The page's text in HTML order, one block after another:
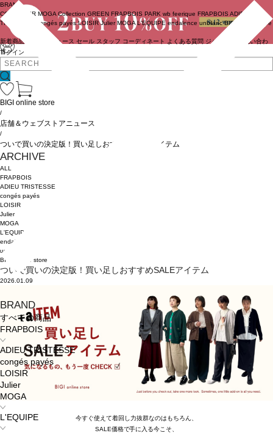
ログイン
BRAND
COUTURIER MOGA Collection GREEN FRAPBOIS PARK wb feerique FRAPBOIS ADIEU
TRISTESSE
congés payés LOISIR Julier MOGA L'EQUIPE endalence unbilanc BIGI online store
新着商品 ニュース セール スタッフ コーディネート よくある質問 ジャーナル
お問い合わ
せ
BRAND
すべての商品
FRAPBOIS
ADIEU TRISTESSE
congés payés
LOISIR
Julier
MOGA
L'EQUIPE
BIGI online store
/
店舗＆ウェブストアニュース
/
ついで買いの決定版！買い足しおすすめSALEアイテム
ARCHIVE
ALL
FRAPBOIS
ADIEU TRISTESSE
congés payés
LOISIR
Julier
MOGA
L'EQUIPE
endalence
unbilanc
BIGI online store
ついで買いの決定版！買い足しおすすめSALEアイテム
2026.01.09
今すぐ使えて着回し力抜群なのはもちろん、
SALE価格で手に入る今こそ、